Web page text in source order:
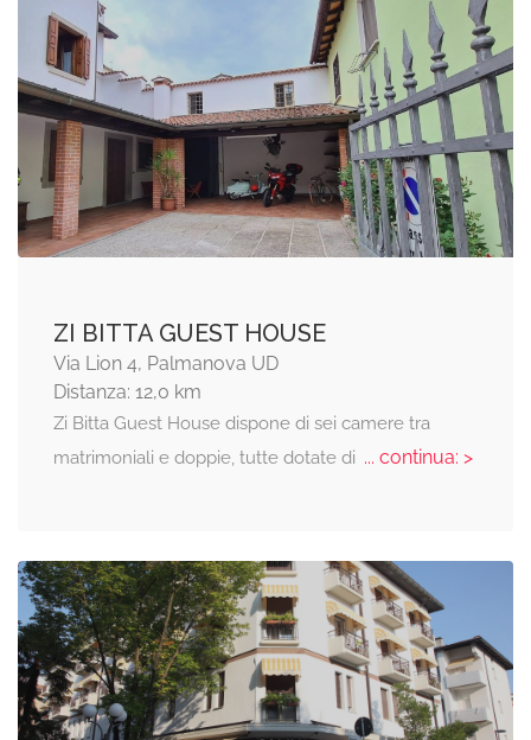
ZI BITTA GUEST HOUSE
Via Lion 4, Palmanova UD
Distanza: 12,0 km
Zi Bitta Guest House dispone di sei camere tra
matrimoniali e doppie, tutte dotate di ... continua: >